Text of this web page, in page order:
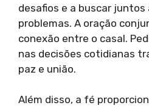
desafios e a buscar juntos
problemas. A oração
conexão entre o casal.
nas decisões cotidianas
paz e união.
Além disso, a fé